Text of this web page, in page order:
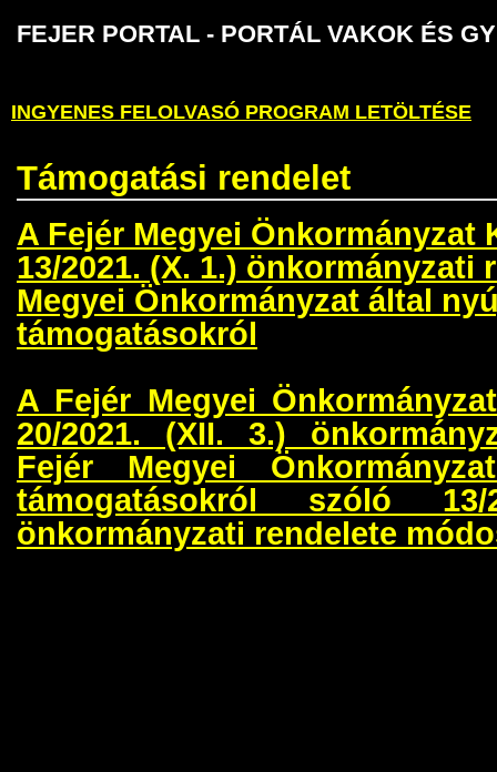
FEJER PORTAL - PORTÁL VAKOK ÉS
INGYENES FELOLVASÓ PROGRAM LETÖLTÉSE
Támogatási rendelet
A Fejér Megyei Önkormányzat
13/2021. (X. 1.) önkormányzati
Megyei Önkormányzat által
támogatásokról
A Fejér Megyei
20/2021. (XII. 3.)
Fejér Megyei
támogatásokról szóló
önkormányzati rendelete